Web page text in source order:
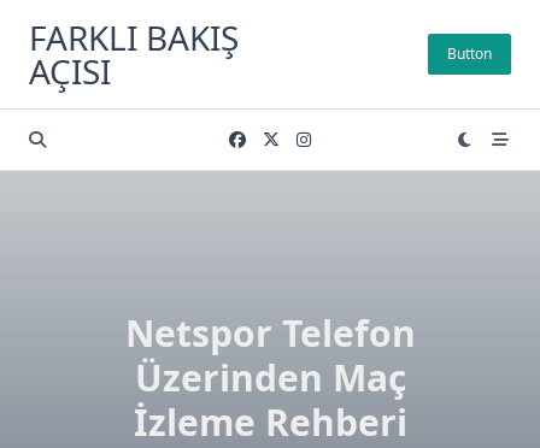
content
FARKLI BAKIŞ
AÇISI Button
Netspor Telefon
Üzerinden Maç
İzleme Rehberi